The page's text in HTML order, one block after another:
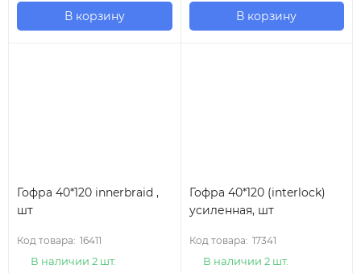
В корзину В корзину
Гофра 40*120 innerbraid ,
шт
Код товара: 16411
В наличии 2 шт.
Гофра 40*120 (interlock)
усиленная, шт
Код товара: 17341
В наличии 2 шт.